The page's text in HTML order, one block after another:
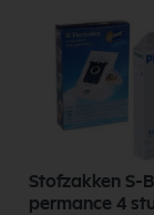
Stofzakken S-
permance 4